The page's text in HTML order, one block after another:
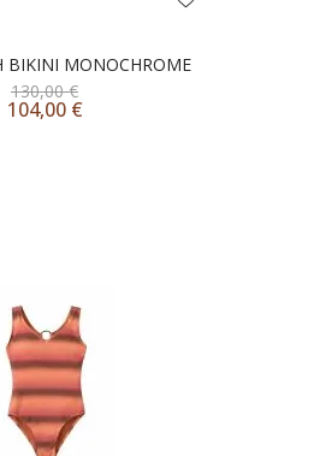
BIKINI MONOCHROME
130,00€
104,00 €